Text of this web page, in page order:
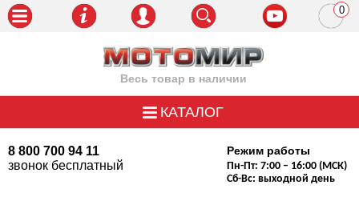
Весь товар в наличии
8 800 700 94 11
звонок бесплатный
Режим работы
Пн-Пт: 7:00 – 16:00 (МСК)
Сб-Вс: выходной день
0
КАТАЛОГ